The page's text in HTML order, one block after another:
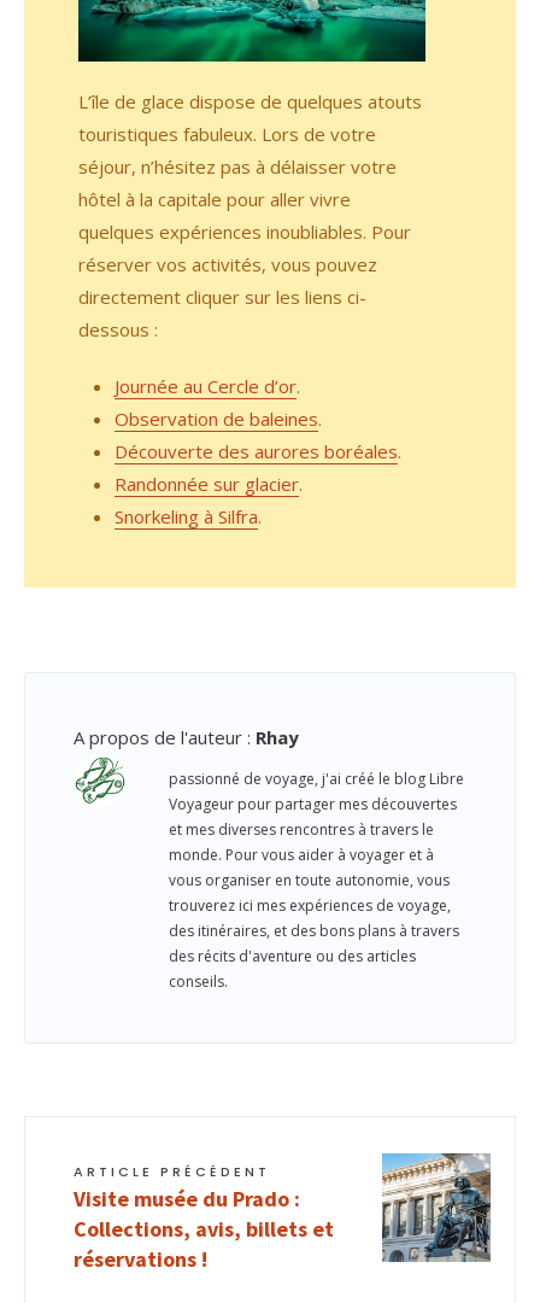
L’île de glace dispose de quelques atouts
touristiques fabuleux. Lors de votre
séjour, n’hésitez pas à délaisser votre
hôtel à la capitale pour aller vivre
quelques expériences inoubliables. Pour
réserver vos activités, vous pouvez
directement cliquer sur les liens ci-
dessous :
Journée au Cercle d’or.
Observation de baleines.
Découverte des aurores boréales.
Randonnée sur glacier.
Snorkeling à Silfra.
A propos de l'auteur : Rhay
passionné de voyage, j'ai créé le blog Libre
Voyageur pour partager mes découvertes
et mes diverses rencontres à travers le
monde. Pour vous aider à voyager et à
vous organiser en toute autonomie, vous
trouverez ici mes expériences de voyage,
des itinéraires, et des bons plans à travers
des récits d'aventure ou des articles
conseils.
ARTICLE PRÉCÉDENT
Visite musée du Prado :
Collections, avis, billets et
réservations !